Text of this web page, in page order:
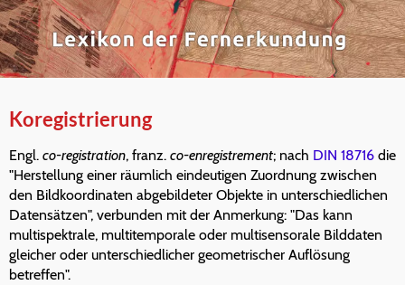
Koregistrierung
Engl. co-registration, franz. co-enregistrement; nach DIN 18716 die
"Herstellung einer räumlich eindeutigen Zuordnung zwischen
den Bildkoordinaten abgebildeter Objekte in unterschiedlichen
Datensätzen", verbunden mit der Anmerkung: "Das kann
multispektrale, multitemporale oder multisensorale Bilddaten
gleicher oder unterschiedlicher geometrischer Auflösung
betreffen".